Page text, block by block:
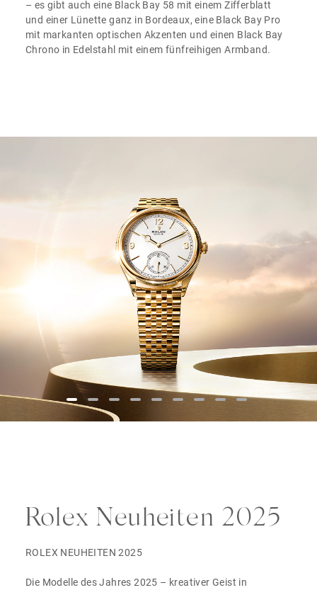
– es gibt auch eine Black Bay 58 mit einem Zifferblatt
und einer Lünette ganz in Bordeaux, eine Black Bay Pro
mit markanten optischen Akzenten und einen Black Bay
Chrono in Edelstahl mit einem fünfreihigen Armband.
Rolex Neuheiten 2025
ROLEX NEUHEITEN 2025
Die Modelle des Jahres 2025 – kreativer Geist in